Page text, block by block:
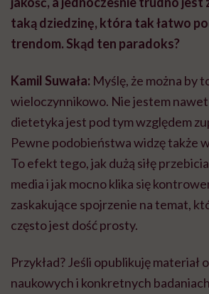
taką dziedzinę, która tak łatwo
trendom. Skąd ten paradoks?
Kamil Suwała: Myślę, że można by
wieloczynnikowo. Nie jestem
dietetyka jest pod tym względem
Pewne podobieństwa widzę także
To efekt tego, jak dużą siłę
media i jak mocno klika się
zaskakujące spojrzenie na temat,
często jest dość prosty.
Przykład? Jeśli opublikuję materiał
naukowych i konkretnych